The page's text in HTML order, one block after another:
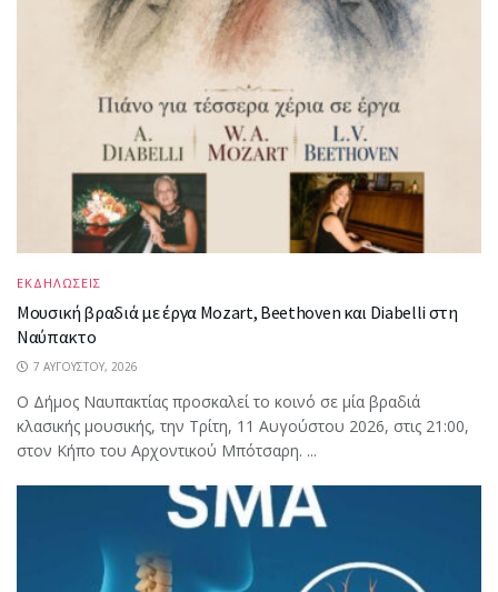
ΕΚΔΗΛΩΣΕΙΣ
Μουσική βραδιά με έργα Mozart, Beethoven και Diabelli στη
Ναύπακτο
7 ΑΥΓΟΎΣΤΟΥ, 2026
Ο Δήμος Ναυπακτίας προσκαλεί το κοινό σε μία βραδιά
κλασικής μουσικής, την Τρίτη, 11 Αυγούστου 2026, στις 21:00,
στον Κήπο του Αρχοντικού Μπότσαρη. ...